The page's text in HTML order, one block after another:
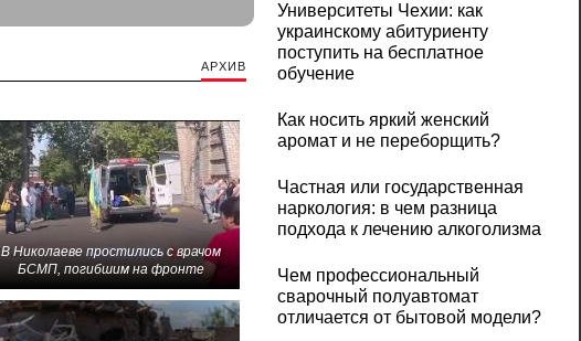
АРХИВ
В Николаеве простились с врачом
БСМП, погибшим на фронте
Университеты Чехии: как
украинскому абитуриенту
поступить на бесплатное
обучение
Как носить яркий женский
аромат и не переборщить?
Частная или государственная
наркология: в чем разница
подхода к лечению алкоголизма
Чем профессиональный
сварочный полуавтомат
отличается от бытовой модели?